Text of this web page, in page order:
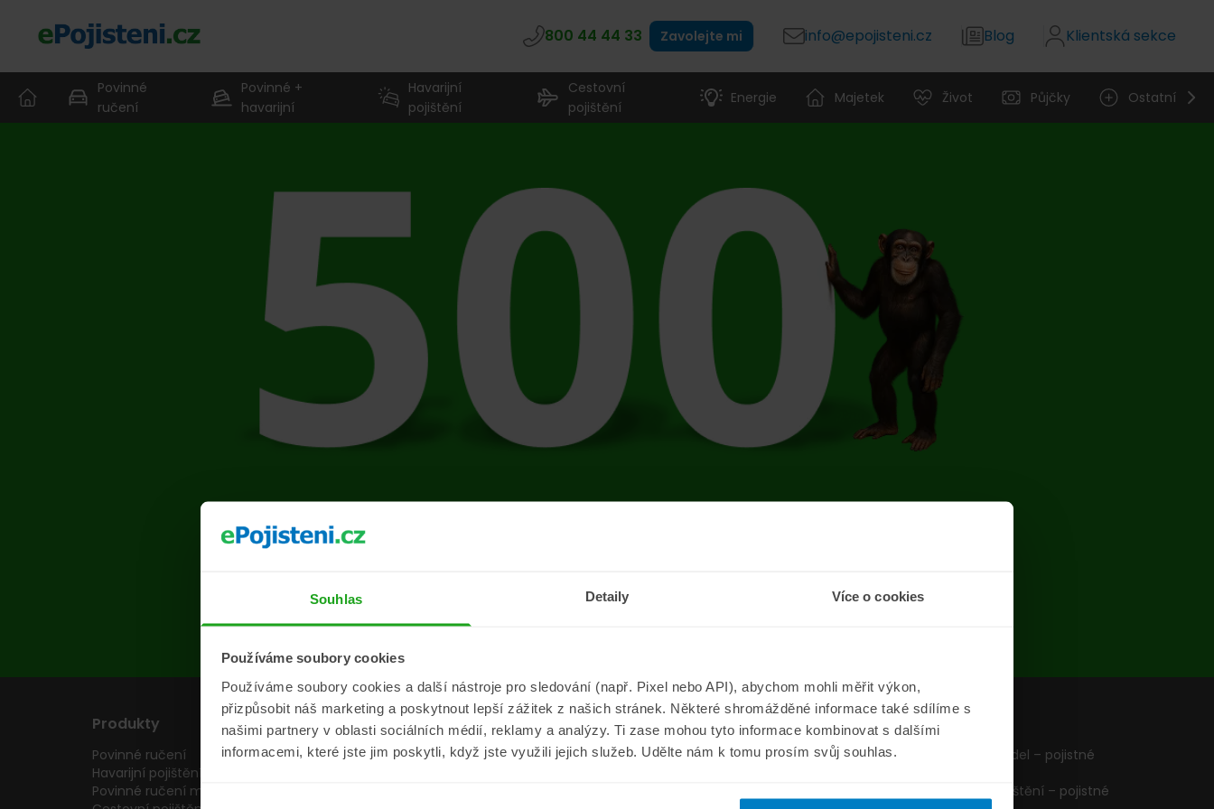
Souhlas Detaily Více o cookies
Používáme soubory cookies
Používáme soubory cookies a další nástroje pro sledování (např. Pixel nebo API), abychom mohli měřit výkon,
přizpůsobit náš marketing a poskytnout lepší zážitek z našich stránek. Některé shromážděné informace také sdílíme s
našimi partnery v oblasti sociálních médií, reklamy a analýzy. Ti zase mohou tyto informace kombinovat s dalšími
informacemi, které jste jim poskytli, když jste využili jejich služeb. Udělte nám k tomu prosím svůj souhlas.
800 44 44 33 Zavolejte mi info@epojisteni.cz Blog Klientská sekce
Povinné
ručení
Povinné +
havarijní
Havarijní
pojištění
Cestovní
pojištění
Energie Majetek Život Půjčky Ostatní
Na stránce se vyskytla chyba
Přejít na úvodní stránku
Produkty
Povinné ručení
Havarijní pojištění
Povinné ručení motocyklu
Pojišťovny
Pojišťovny
Informace
Aktuality
ePojisteni.cz
O nás
Formuláře
Pojištění vozidel – pojistné
Cestovní pojištění – pojistné